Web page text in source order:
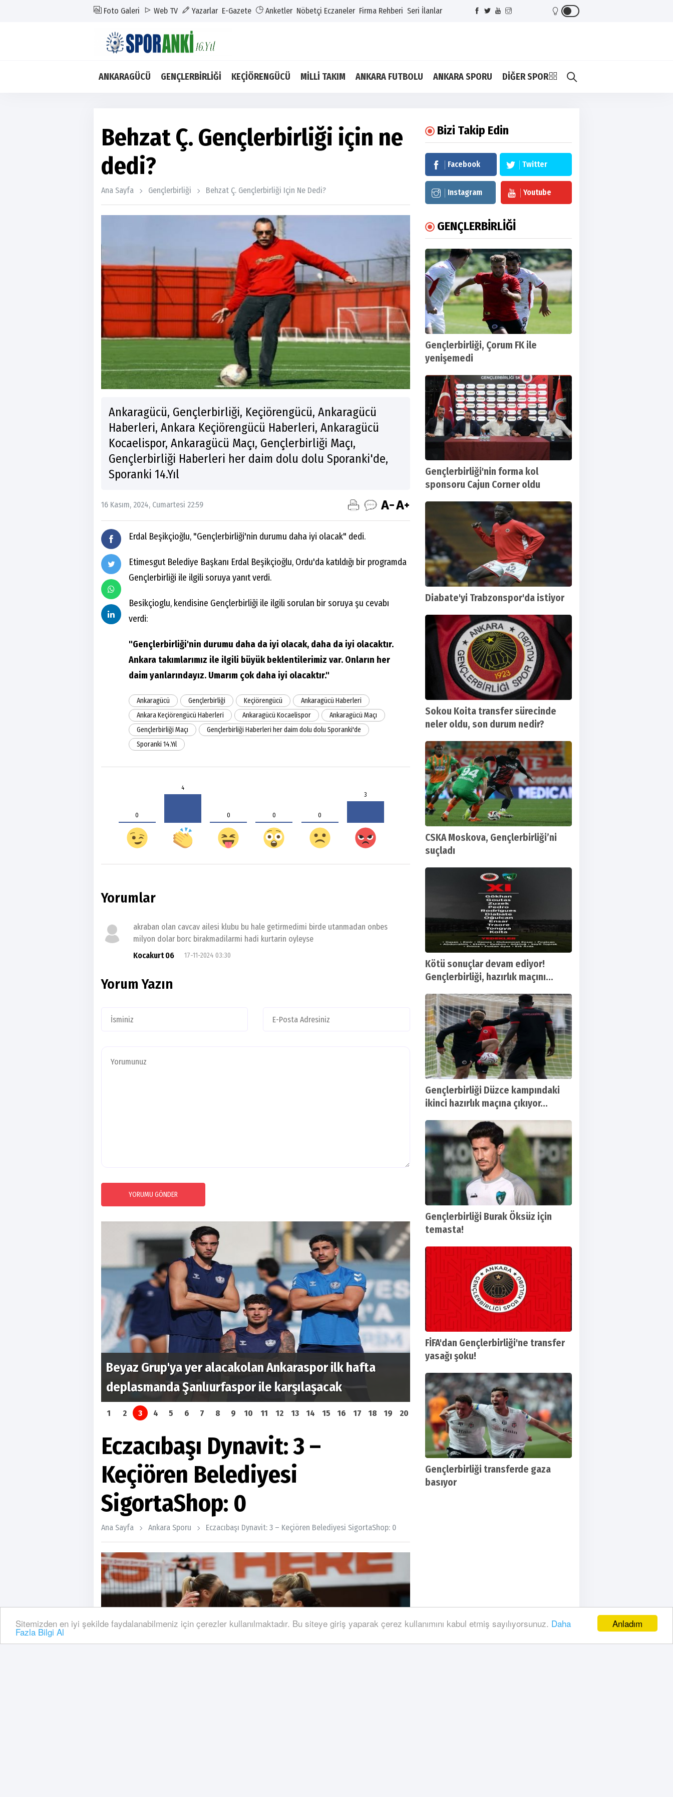
Anladım
Sitemizden en iyi şekilde faydalanabilmeniz için çerezler kullanılmaktadır. Bu siteye giriş yaparak çerez kullanımını kabul etmiş sayılıyorsunuz. Daha
Fazla Bilgi Al
Foto Galeri Web TV Yazarlar E-Gazete Anketler Nöbetçi Eczaneler Firma Rehberi Seri İlanlar
ANKARAGÜCÜ GENÇLERBİRLİĞİ KEÇİÖRENGÜCÜ MİLLİ TAKIM ANKARA FUTBOLU ANKARA SPORU DİĞER SPOR
Behzat Ç. Gençlerbirliği için ne
dedi?
Ana Sayfa Gençlerbirliği Behzat Ç. Gençlerbirliği Için Ne Dedi?
Ankaragücü, Gençlerbirliği, Keçiörengücü, Ankaragücü
Haberleri, Ankara Keçiörengücü Haberleri, Ankaragücü
Kocaelispor, Ankaragücü Maçı, Gençlerbirliği Maçı,
Gençlerbirliği Haberleri her daim dolu dolu Sporanki'de,
Sporanki 14.Yıl
16 Kasım, 2024, Cumartesi 22:59
Erdal Beşikçioğlu, "Gençlerbirliği'nin durumu daha iyi olacak" dedi.
Etimesgut Belediye Başkanı Erdal Beşikçioğlu, Ordu'da katıldığı bir programda
Gençlerbirliği ile ilgili soruya yanıt verdi.
Besikçioglu, kendisine Gençlerbirliği ile ilgili sorulan bir soruya şu cevabı
verdi:
"Gençlerbirliği'nin durumu daha da iyi olacak, daha da iyi olacaktır.
Ankara takımlarımız ile ilgili büyük beklentilerimiz var. Onların her
daim yanlarındayız. Umarım çok daha iyi olacaktır."
Ankaragücü Gençlerbirliği Keçiörengücü
Ankaragücü Haberleri
Ankara Keçiörengücü Haberleri
Ankaragücü Kocaelispor
Ankaragücü Maçı
Gençlerbirliği Maçı
Gençlerbirliği Haberleri her daim dolu dolu Sporanki'de
Sporanki 14.Yıl
0
4
0 0 0
3
Yorumlar
akraban olan cavcav ailesi klubu bu hale getirmedimi birde utanmadan onbes
milyon dolar borc birakmadilarmi hadi kurtarin oyleyse
Kocakurt 06
17-11-2024 03:30
Yorum Yazın
YORUMU GÖNDER
Beyaz Grup'ya yer alacakolan Ankaraspor ilk hafta
deplasmanda Şanlıurfaspor ile karşılaşacak
açıklandı
1 2 3 4 5 6 7 8 9 10 11 12 13 14 15 16 17 18 19 20
Eczacıbaşı Dynavit: 3 –
Keçiören Belediyesi
SigortaShop: 0
Ana Sayfa Ankara Sporu Eczacıbaşı Dynavit: 3 – Keçiören Belediyesi SigortaShop: 0
Bizi Takip Edin
Facebook Twitter
Instagram Youtube
GENÇLERBİRLİĞİ
Gençlerbirliği, Çorum FK ile
yenişemedi
Gençlerbirliği'nin forma kol
sponsoru Cajun Corner oldu
Diabate'yi Trabzonspor'da istiyor
Sokou Koita transfer sürecinde
neler oldu, son durum nedir?
CSKA Moskova, Gençlerbirliği’ni
suçladı
Kötü sonuçlar devam ediyor!
Gençlerbirliği, hazırlık maçını
Gençlerbirliği Düzce kampındaki
ikinci hazırlık maçına çıkıyor...
Gençlerbirliği Burak Öksüz için
temasta!
FİFA'dan Gençlerbirliği'ne transfer
yasağı şoku!
Gençlerbirliği transferde gaza
basıyor